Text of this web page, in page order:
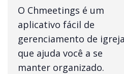
O Chmeetings é um
aplicativo fácil de
gerenciamento de
que ajuda você a se
manter organizado.